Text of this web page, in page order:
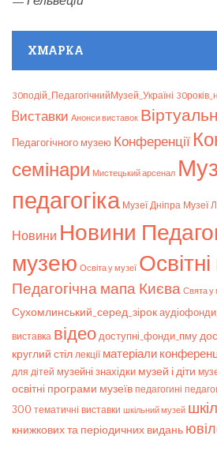
ХМАРКА
30подій_ПедагогічнийМузей_Україні
Bиставки Анонси виставок
Педагогічного музею Конференції
семінари Мистецький арсенал
педагогіка Музеї Дніпра Музеї
Новини Новини
музею Освіта у музеї
Педагогічна мапа Києва Свята у
Сухомлинський_серед_зірок
виставка відеодоступні_фонди_пму
круглий стіл лекції матеріали
для дітей музейні знахідки музей і діти
освітні програми музеїв педагогині
300 тематичні виставки шкільний музей
книжкових та періодичних видань